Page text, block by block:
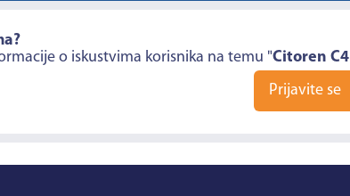
o iskustvima korisnika na temu "Citoren
Prijavite se